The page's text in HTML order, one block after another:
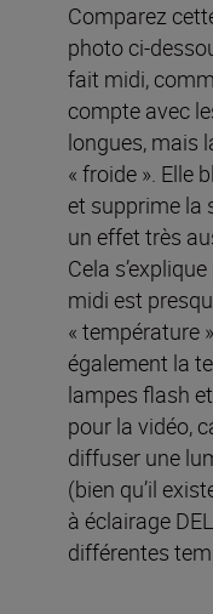
Comparez
photo ci-
fait midi,
compte avec
longues, mais
« froide ». Elle
et supprime la
un effet très
Cela
midi est
« température
également la
lampes flash
pour la vidéo,
diffuser une
(bien qu’il
à éclairage
différentes